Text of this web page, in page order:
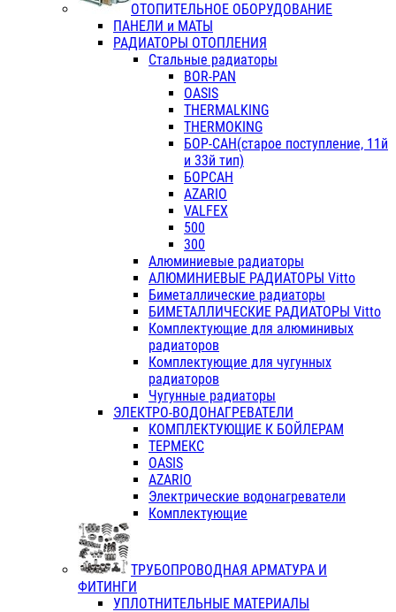
ОТОПИТЕЛЬНОЕ ОБОРУДОВАНИЕ
ПАНЕЛИ и МАТЫ
РАДИАТОРЫ ОТОПЛЕНИЯ
Стальные радиаторы
BOR-PAN
OASIS
THERMALKING
THERMOKING
БОР-САН(старое поступление, 11й
и 33й тип)
БОРСАН
AZARIO
VALFEX
500
300
Алюминиевые радиаторы
АЛЮМИНИЕВЫЕ РАДИАТОРЫ Vitto
Биметаллические радиаторы
БИМЕТАЛЛИЧЕСКИЕ РАДИАТОРЫ Vitto
Комплектующие для алюминивых
радиаторов
Комплектующие для чугунных
радиаторов
Чугунные радиаторы
ЭЛЕКТРО-ВОДОНАГРЕВАТЕЛИ
КОМПЛЕКТУЮЩИЕ К БОЙЛЕРАМ
ТЕРМЕКС
OASIS
AZARIO
Электрические водонагреватели
Комплектующие
ТРУБОПРОВОДНАЯ АРМАТУРА И
ФИТИНГИ
УПЛОТНИТЕЛЬНЫЕ МАТЕРИАЛЫ